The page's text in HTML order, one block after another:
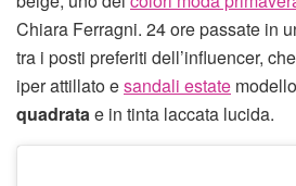
Chiara Ferragni. 24 ore passate in
tra i posti preferiti dell’influencer,
iper attillato esandali estate
quadratae in tinta laccata lucida.